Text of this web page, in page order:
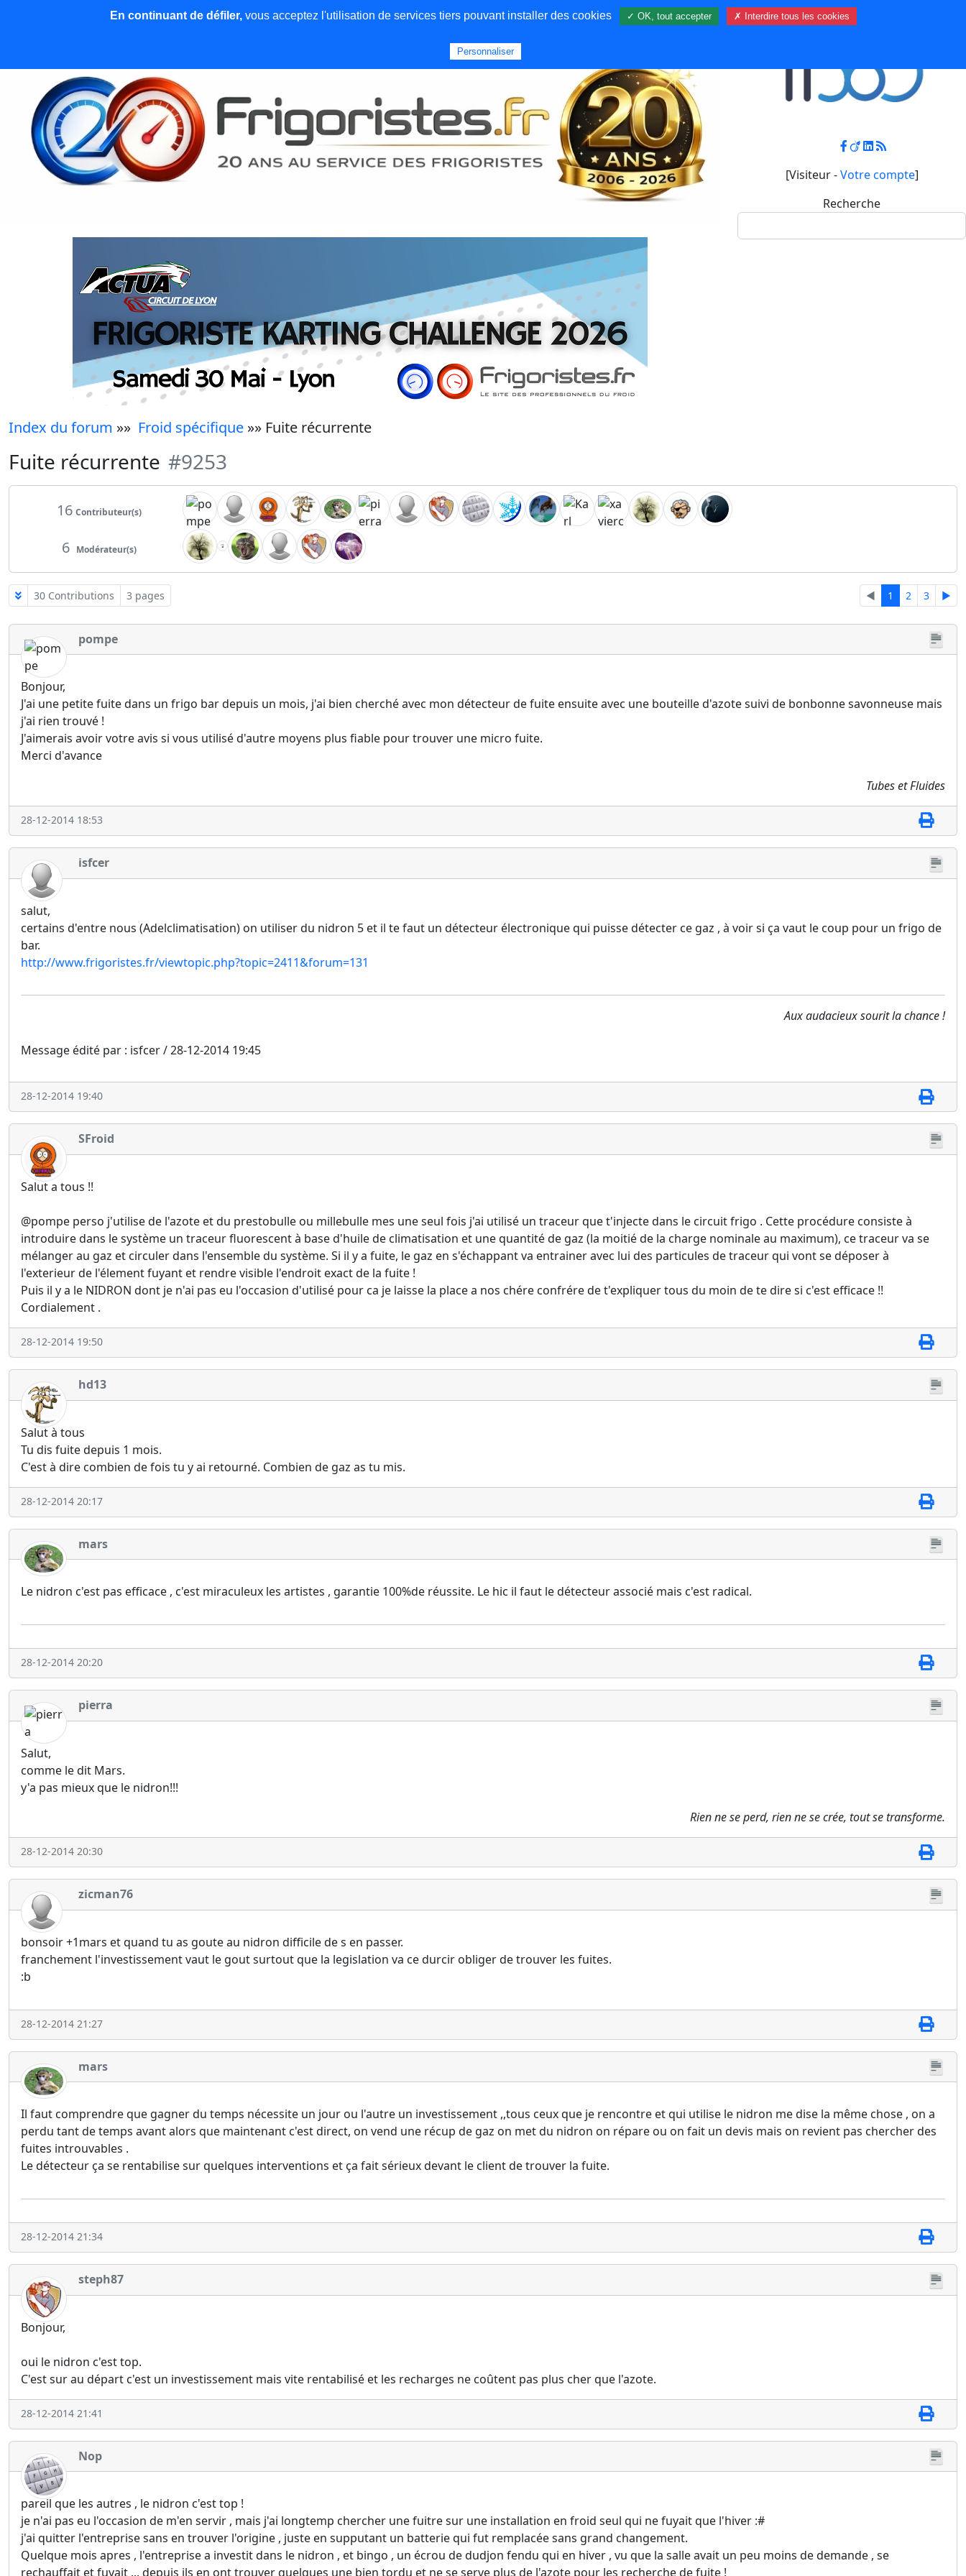
News et articles Emploi Qui sommes nous Contact Mon compte
[Visiteur -Votre compte]
Recherche
Index du forum »» Froid spécifique »» Fuite récurrente
Fuite récurrente #9253
16 Contributeur(s)
6 Modérateur(s)
30 Contributions 3 pages ◄ 1 2 3 ►
pompe
Bonjour,
J'ai une petite fuite dans un frigo bar depuis un mois, j'ai bien cherché avec mon détecteur de fuite ensuite avec une bouteille d'azote suivi de bonbonne savonneuse mais
j'ai rien trouvé !
J'aimerais avoir votre avis si vous utilisé d'autre moyens plus fiable pour trouver une micro fuite.
Merci d'avance
Tubes et Fluides
28-12-2014 18:53
isfcer
salut,
certains d'entre nous (Adelclimatisation) on utiliser du nidron 5 et il te faut un détecteur électronique qui puisse détecter ce gaz , à voir si ça vaut le coup pour un frigo de
bar.
http://www.frigoristes.fr/viewtopic.php?topic=2411&forum=131
Aux audacieux sourit la chance !
Message édité par : isfcer / 28-12-2014 19:45
28-12-2014 19:40
SFroid
Salut a tous !!
@pompe perso j'utilise de l'azote et du prestobulle ou millebulle mes une seul fois j'ai utilisé un traceur que t'injecte dans le circuit frigo . Cette procédure consiste à
introduire dans le système un traceur fluorescent à base d'huile de climatisation et une quantité de gaz (la moitié de la charge nominale au maximum), ce traceur va se
mélanger au gaz et circuler dans l'ensemble du système. Si il y a fuite, le gaz en s'échappant va entrainer avec lui des particules de traceur qui vont se déposer à
l'exterieur de l'élement fuyant et rendre visible l'endroit exact de la fuite !
Puis il y a le NIDRON dont je n'ai pas eu l'occasion d'utilisé pour ca je laisse la place a nos chére confrére de t'expliquer tous du moin de te dire si c'est efficace !!
Cordialement .
28-12-2014 19:50
hd13
Salut à tous
Tu dis fuite depuis 1 mois.
C'est à dire combien de fois tu y ai retourné. Combien de gaz as tu mis.
28-12-2014 20:17
mars
Le nidron c'est pas efficace , c'est miraculeux les artistes , garantie 100%de réussite. Le hic il faut le détecteur associé mais c'est radical.
28-12-2014 20:20
pierra
Salut,
comme le dit Mars.
y'a pas mieux que le nidron!!!
Rien ne se perd, rien ne se crée, tout se transforme.
28-12-2014 20:30
zicman76
bonsoir +1mars et quand tu as goute au nidron difficile de s en passer.
franchement l'investissement vaut le gout surtout que la legislation va ce durcir obliger de trouver les fuites.
:b
28-12-2014 21:27
mars
Il faut comprendre que gagner du temps nécessite un jour ou l'autre un investissement ,,tous ceux que je rencontre et qui utilise le nidron me dise la même chose , on a
perdu tant de temps avant alors que maintenant c'est direct, on vend une récup de gaz on met du nidron on répare ou on fait un devis mais on revient pas chercher des
fuites introuvables .
Le détecteur ça se rentabilise sur quelques interventions et ça fait sérieux devant le client de trouver la fuite.
28-12-2014 21:34
steph87
Bonjour,
oui le nidron c'est top.
C'est sur au départ c'est un investissement mais vite rentabilisé et les recharges ne coûtent pas plus cher que l'azote.
28-12-2014 21:41
Nop
pareil que les autres , le nidron c'est top !
je n'ai pas eu l'occasion de m'en servir , mais j'ai longtemp chercher une fuitre sur une installation en froid seul qui ne fuyait que l'hiver :#
j'ai quitter l'entreprise sans en trouver l'origine , juste en supputant un batterie qui fut remplacée sans grand changement.
Quelque mois apres , l'entreprise a investit dans le nidron , et bingo , un écrou de dudjon fendu qui en hiver , vu que la salle avait un peu moins de demande , se
rechauffait et fuyait ... depuis ils en ont trouver quelques une bien tordu et ne se serve plus de l'azote pour les recherche de fuite !
En continuant de défiler,vous acceptez l'utilisation de services tiers pouvant installer des cookies ✓ OK, tout accepter ✗ Interdire tous les cookies
Personnaliser